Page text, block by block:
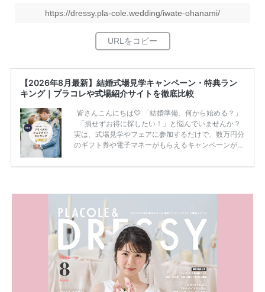
https://dressy.pla-cole.wedding/iwate-ohanami/
【2026年8月最新】結婚式場見学キャンペーン・特典ラン
キング｜プラコレや式場紹介サイトを徹底比較
皆さんこんにちは♡ 「結婚準備、何から始める？」
「損せずお得に探したい！」と悩んでいませんか？
実は、式場見学やフェアに参加するだけで、数万円分
のギフト券や電子マネーがもらえるキャンペーンがあ
ため、比較せずに選ぶと損をしてしまうことも……。
内容：特典金額・条件・応募方法・注意点 「どこが
一番お得？」「プラコレの特典は？」といった疑問も
解決します。 まずは診断で候補を絞れる「ウェディ
ング診断」か、体験型 […]
続きを読む